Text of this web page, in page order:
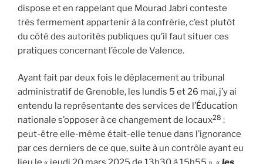
dispose et en rappelant que Mourad Jabri conteste
très fermement appartenir à la confrérie, c’est plutôt
du côté des autorités publiques qu’il faut situer ces
pratiques concernant l’école de Valence.
Ayant fait par deux fois le déplacement au tribunal
administratif de Grenoble, les lundis 5 et 26 mai, j’y ai
entendu la représentante des services de l’Éducation
nationale s’opposer à ce changement de locaux28 :
peut-être elle-même était-elle tenue dans l’ignorance
par ces derniers de ce que, suite à un contrôle ayant eu